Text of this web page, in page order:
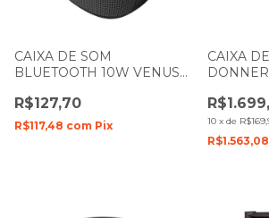
CAIXA DE SOM
BLUETOOTH 10W VENUS
R$127,70
R$117,48 com Pix
CAIXA
10 x de
R$1.563,08